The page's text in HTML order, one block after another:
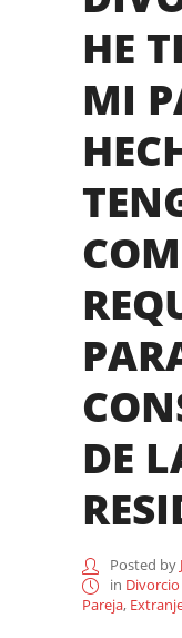
HE
MI
DE
Posted by
in
Pareja,